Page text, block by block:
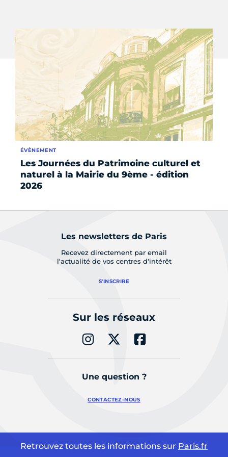
Les Journées du Patrimoine culturel et
naturel à la Mairie du 9ème - édition
2026
ÉVÈNEMENT
Les newsletters de Paris
Recevez directement par email
l'actualité de vos centres d'intérêt
S'INSCRIRE
Sur les réseaux
Une question ?
CONTACTEZ-NOUS
Retrouvez toutes les informations sur Paris.fr